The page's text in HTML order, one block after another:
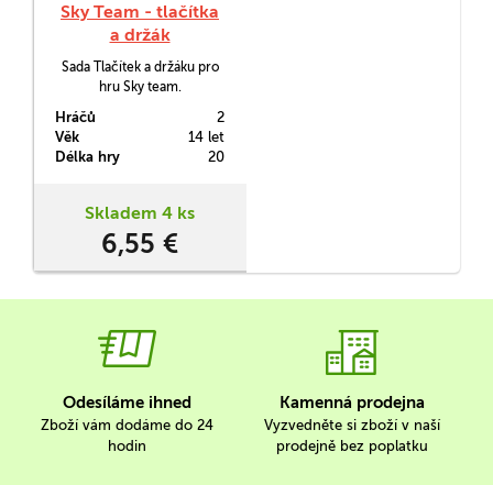
Sky Team - tlačítka
a držák
Sada Tlačítek a držáku pro
hru Sky team.
Hráčů
2
Věk
14 let
Délka hry
20
Skladem 4 ks
6,55 €
Odesíláme ihned
Zboží vám dodáme do 24
hodin
Kamenná prodejna
Vyzvedněte si zboží v naší
prodejně bez poplatku